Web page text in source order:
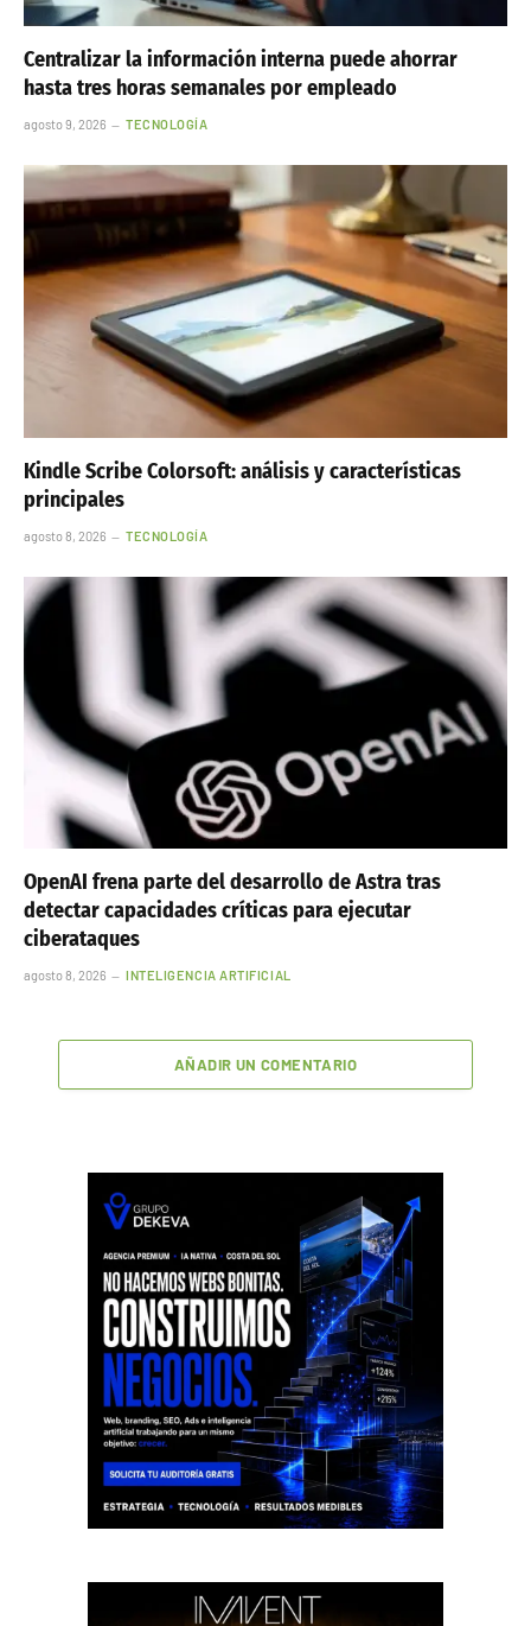
Centralizar la información interna puede ahorrar
hasta tres horas semanales por empleado
agosto 9, 2026 TECNOLOGÍA
Kindle Scribe Colorsoft: análisis y características
principales
agosto 8, 2026 TECNOLOGÍA
OpenAI frena parte del desarrollo de Astra tras
detectar capacidades críticas para ejecutar
ciberataques
agosto 8, 2026 INTELIGENCIA ARTIFICIAL
AÑADIR UN COMENTARIO